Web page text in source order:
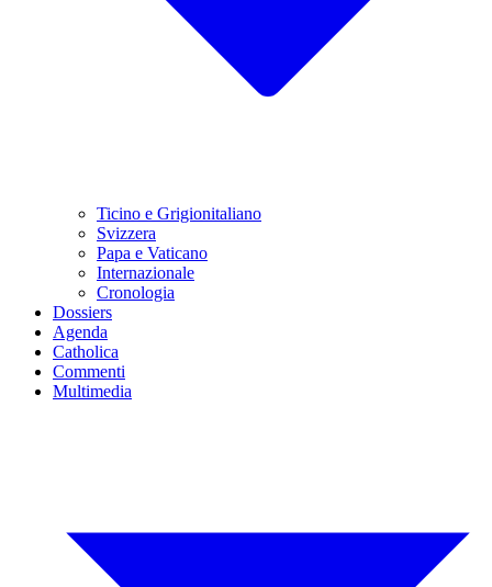
Ticino e Grigionitaliano
Svizzera
Papa e Vaticano
Internazionale
Cronologia
Dossiers
Agenda
Catholica
Commenti
Multimedia